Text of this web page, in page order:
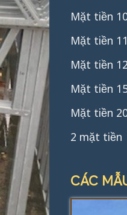
Mặt tiền
Mặt tiền
Mặt tiền
Mặt tiền
Mặt tiền
2 mặt tiền
CÁC